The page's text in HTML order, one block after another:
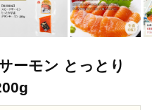
ーモン とっとり